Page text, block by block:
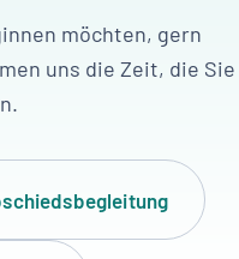
möchten, gern
uns die Zeit, die Sie